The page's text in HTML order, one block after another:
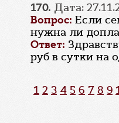
170. Дата:
Вопрос: Если
нужна ли
Ответ:
руб в сутки на
1 2 3 4 5 6 7 8 9